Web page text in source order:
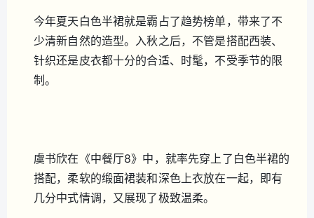
今年夏天白色半裙就是霸占了趋势榜单，带来了不
少清新自然的造型。入秋之后，不管是搭配西装、
针织还是皮衣都十分的合适、时髦，不受季节的限
制。
虞书欣在《中餐厅8》中，就率先穿上了白色半裙的
搭配，柔软的缎面裙装和深色上衣放在一起，即有
几分中式情调，又展现了极致温柔。